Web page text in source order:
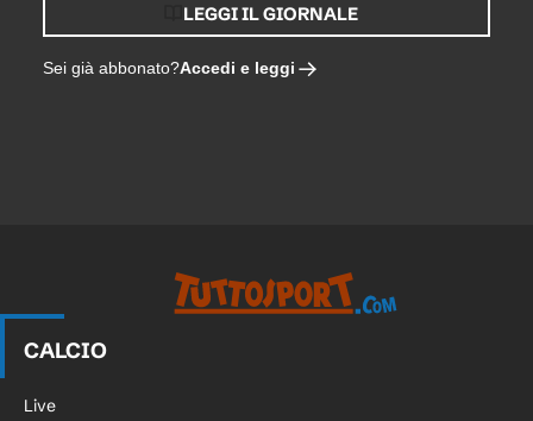
LEGGI IL GIORNALE
Sei già abbonato?Accedi e leggi
CALCIO
Live